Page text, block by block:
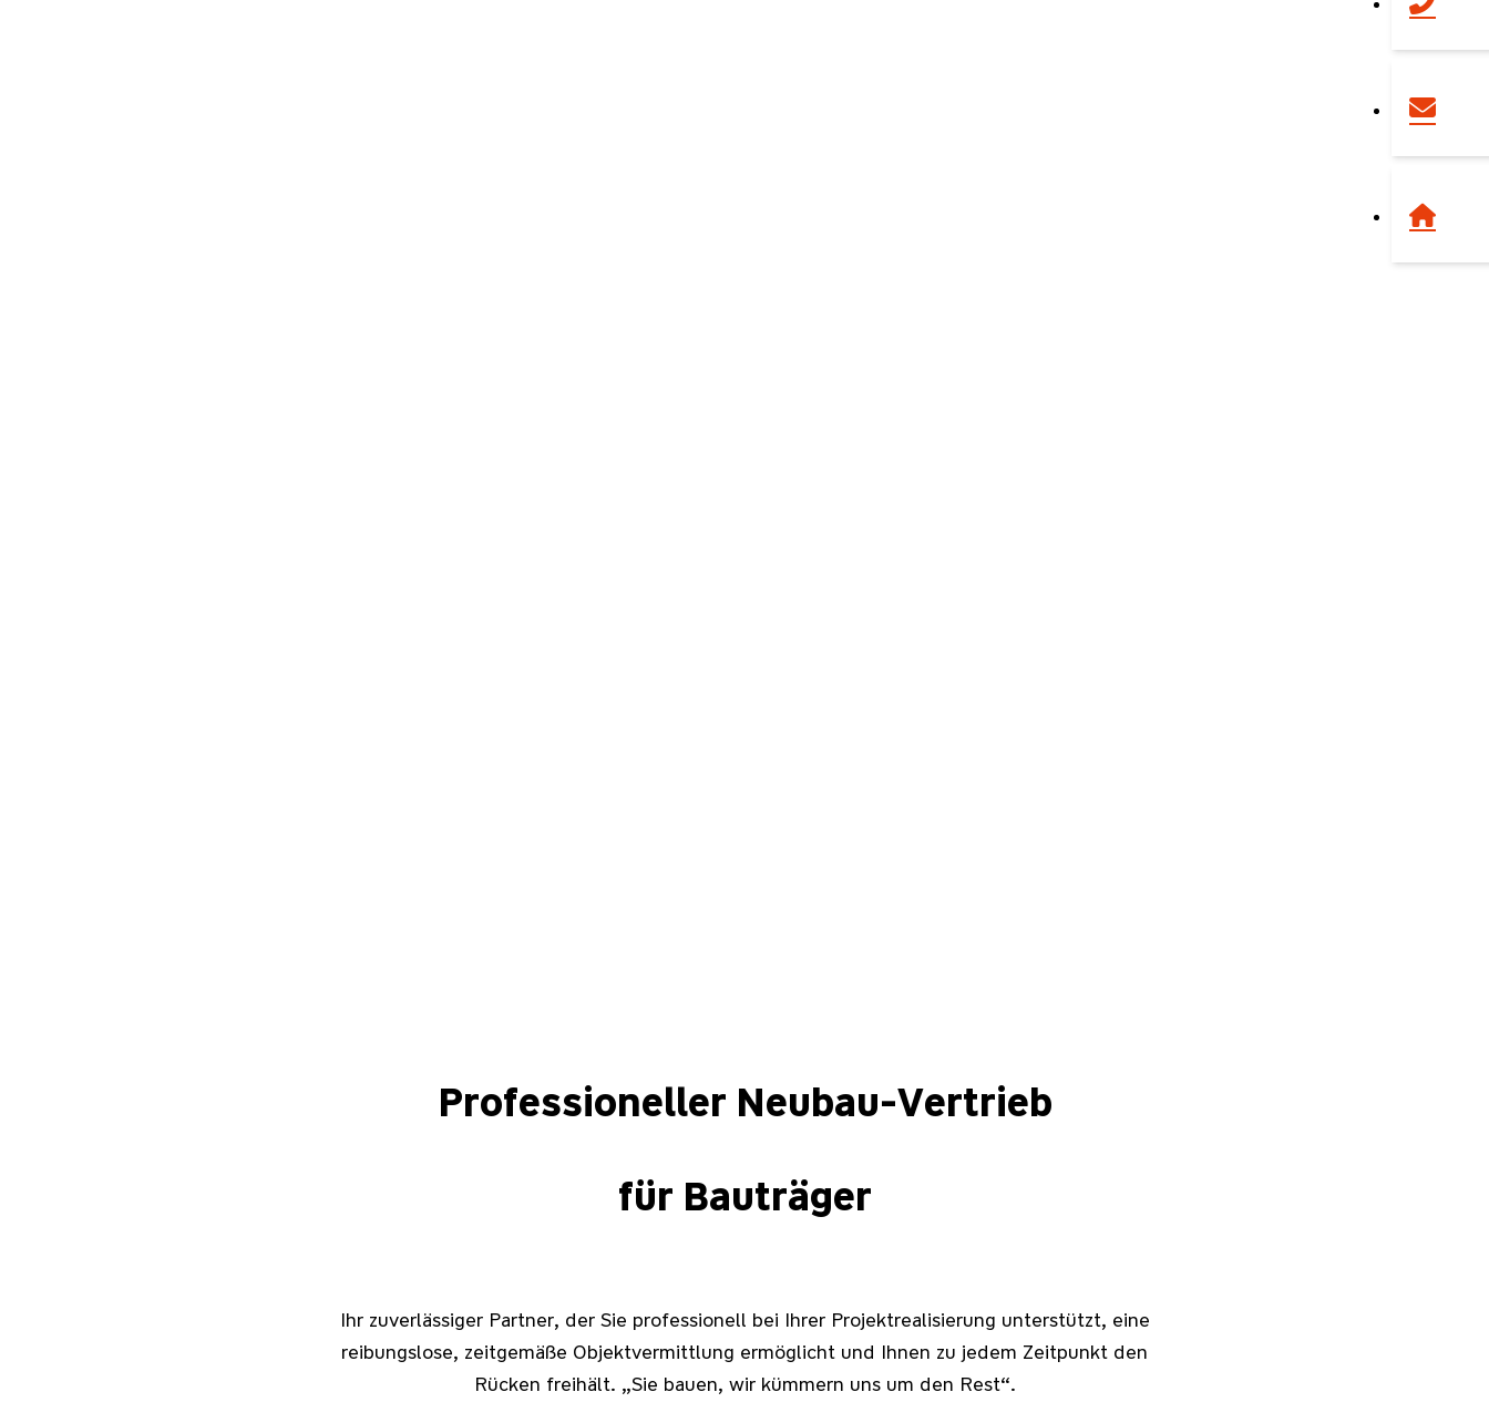
Professioneller Neubau-Vertrieb
für Bauträger
Ihr zuverlässiger Partner, der Sie professionell bei Ihrer Projektrealisierung unterstützt, eine
reibungslose, zeitgemäße Objektvermittlung ermöglicht und Ihnen zu jedem Zeitpunkt den
Rücken freihält. „Sie bauen, wir kümmern uns um den Rest“.